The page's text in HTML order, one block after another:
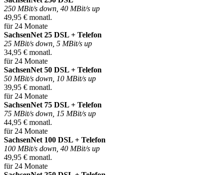
250 MBit/s down, 40 MBit/s up
49,95 € monatl.
für 24 Monate
SachsenNet 25 DSL + Telefon
25 MBit/s down, 5 MBit/s up
34,95 € monatl.
für 24 Monate
SachsenNet 50 DSL + Telefon
50 MBit/s down, 10 MBit/s up
39,95 € monatl.
für 24 Monate
SachsenNet 75 DSL + Telefon
75 MBit/s down, 15 MBit/s up
44,95 € monatl.
für 24 Monate
SachsenNet 100 DSL + Telefon
100 MBit/s down, 40 MBit/s up
49,95 € monatl.
für 24 Monate